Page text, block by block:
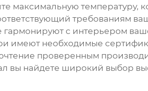
максимальную температуру,
требованиям
гармонируют с интерьером
имеют необходимые
проверенным
вы найдете широкий выбор